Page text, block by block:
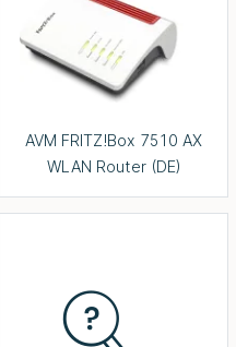
AVM FRITZ!Box 7510 AX
WLAN Router (DE)